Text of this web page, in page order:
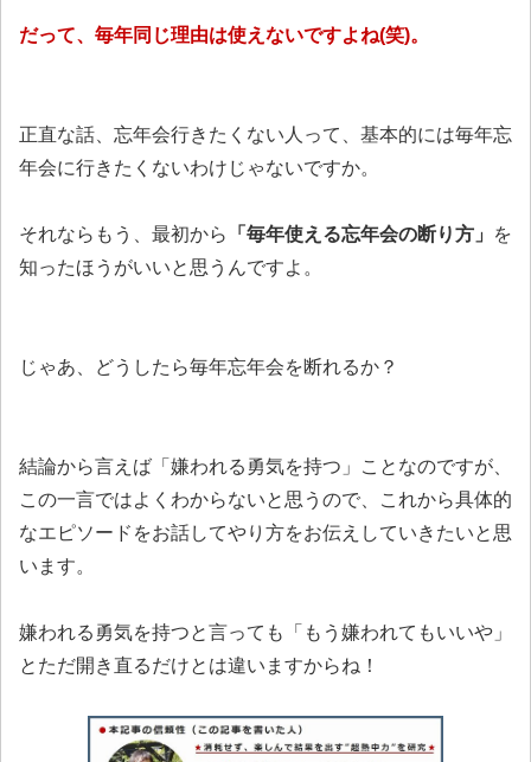
だって、毎年同じ理由は使えないですよね(笑)。
正直な話、忘年会行きたくない人って、基本的には毎年忘
年会に行きたくないわけじゃないですか。
それならもう、最初から 「毎年使える忘年会の断り方」
を
知ったほうがいいと思うんですよ。
じゃあ、どうしたら毎年忘年会を断れるか？
結論から言えば「嫌われる勇気を持つ」ことなのですが、
この一言ではよくわからないと思うので、これから具体的
なエピソードをお話してやり方をお伝えしていきたいと思
います。
嫌われる勇気を持つと言っても「もう嫌われてもいいや」
とただ開き直るだけとは違いますからね！